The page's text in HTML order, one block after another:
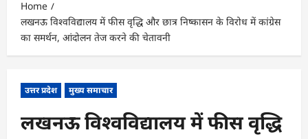
Home
लखनऊ विश्वविद्यालय में फीस वृद्धि और छात्र निष्कासन के विरोध में कांग्रेस
का समर्थन, आंदोलन तेज करने की चेतावनी
उत्तर प्रदेश मुख्य समाचार
लखनऊ विश्वविद्यालय में फीस वृद्धि